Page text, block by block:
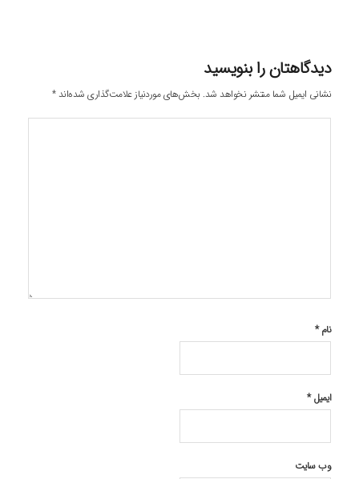
دیدگاهتان را بنویسید
نشانی ایمیل شما منتشر نخواهد شد. بخش‌های موردنیاز علامت‌گذاری شده‌اند*
نام*
ایمیل*
وب‌ سایت